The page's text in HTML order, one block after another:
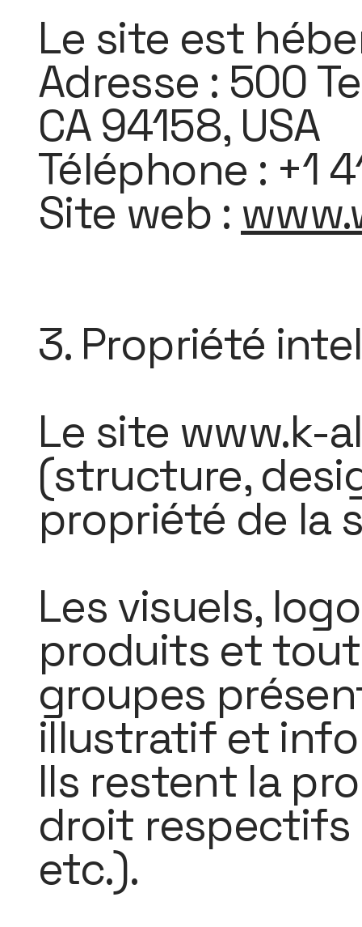
Le site est
Adresse : 500
CA 94158, USA
Téléphone : +1
Site web :
3. Propriété
Le site www.k-
(structure,
propriété de la
Les visuels,
produits et
groupes
illustratif et
Ils restent la
droit respectifs
etc.).